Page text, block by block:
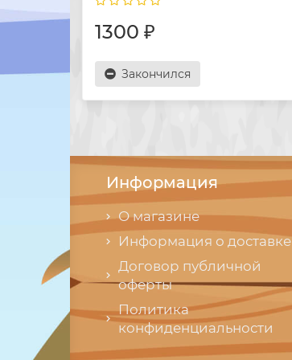
1300 ₽
Закончился
Информация
О магазине
Информация о доставке
Договор публичной
оферты
Политика
конфиденциальности